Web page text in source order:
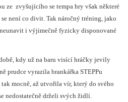
ze zvyšujícího se tempa hry však některé
není co divit. Tak náročný tréning, jako
i výjimečně fyzicky disponované
kdy už na baru visící hráčky jevily
prudce vyrazila brankářka STEPPu
mocně, až utvořila vír, který do svého
nedostatečně drželi svých židlí.